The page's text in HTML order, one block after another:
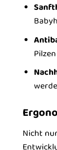
Nicht